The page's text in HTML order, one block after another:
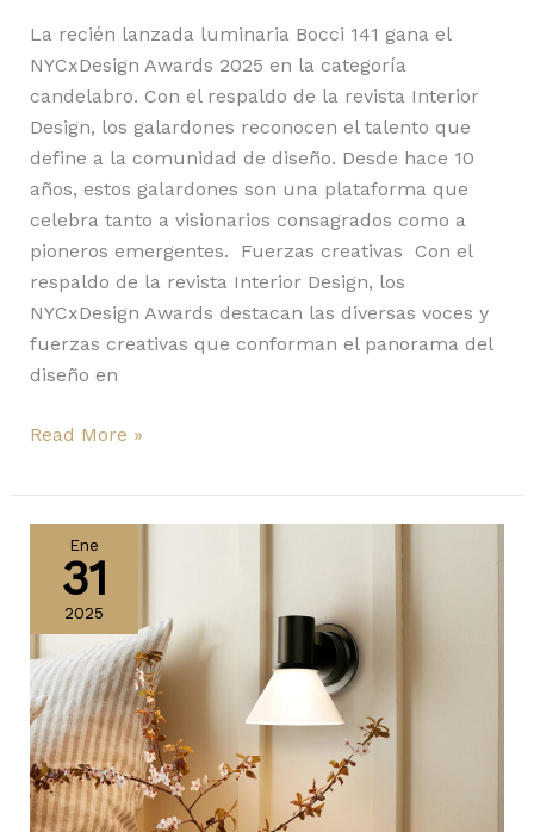
La recién lanzada luminaria Bocci 141 gana el
NYCxDesign Awards 2025 en la categoría
candelabro. Con el respaldo de la revista Interior
Design, los galardones reconocen el talento que
define a la comunidad de diseño. Desde hace 10
años, estos galardones son una plataforma que
celebra tanto a visionarios consagrados como a
pioneros emergentes. Fuerzas creativas Con el
respaldo de la revista Interior Design, los
NYCxDesign Awards destacan las diversas voces y
fuerzas creativas que conforman el panorama del
diseño en
Read More »
Ene
31
2025
Anglepoise
crece
con
el
nuevo
acabado
opalino